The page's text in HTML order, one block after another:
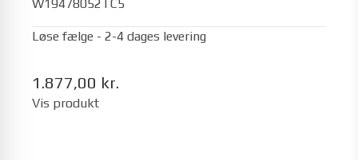
W19478052TC5
Løse fælge - 2-4 dages levering
1.877,00 kr.
Vis produkt